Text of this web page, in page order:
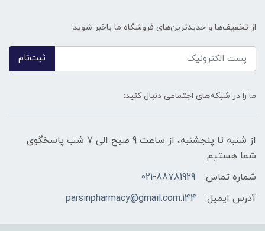
از تخفیف‌ها و جدیدترین‌های فروشگاه ما باخبر شوید:
ثبت‌نام
ما را در شبکه‌های اجتماعی دنبال کنید:
از شنبه تا پنجشنبه، از ساعت 9 صبح الی 7 شب پاسخگوی
شما هستیم
شماره تماس:
021-88781929
آدرس ایمیل:
144.parsinpharmacy@gmail.com